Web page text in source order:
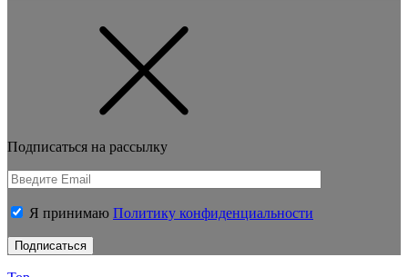
Подписаться на рассылку
Я принимаю Политику конфиденциальности